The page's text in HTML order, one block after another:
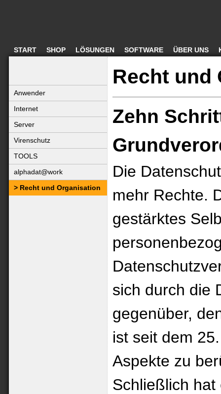
START SHOP LÖSUNGEN SOFTWARE ÜBER UNS
Anwender
Internet
Server
Virenschutz
TOOLS
alphadat@work
Recht und Organisation
Recht und
Zehn
Die
mehr Rechte.
gestärktes
sich durch die
gegenüber,
ist seit dem
Aspekte zu
Schließlich